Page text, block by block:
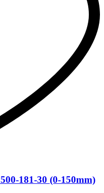
181-30 (0-150mm)